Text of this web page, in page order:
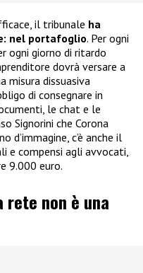
il tribunale ha
nel portafoglio. Per ogni
ogni giorno di ritardo
dovrà versare a
misura dissuasiva
di consegnare in
le chat e le
Signorini che Corona
d’immagine, c’è anche il
e compensi agli avvocati,
9.000 euro.
non è una